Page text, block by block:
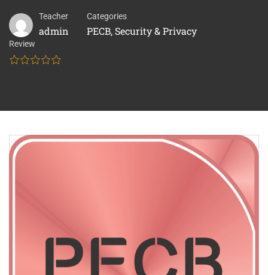
Teacher
admin
Categories
PECB, Security & Privacy
Review